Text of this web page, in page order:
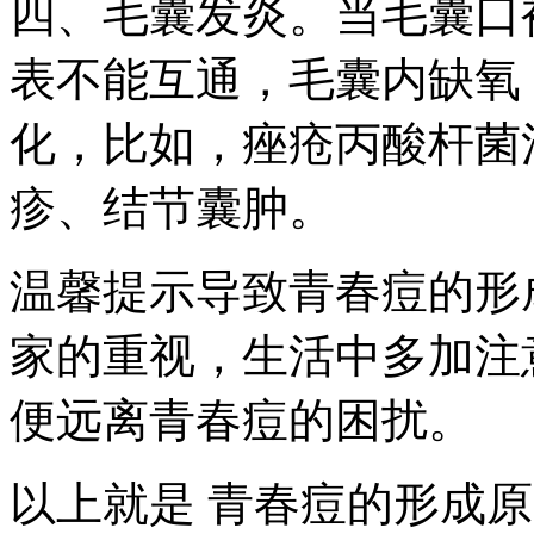
四、毛囊发炎。当毛囊
表不能互通，毛囊内缺
化，比如，痤疮丙酸杆
疹、结节囊肿。
温馨提示导致青春痘的
家的重视，生活中多加
便远离青春痘的困扰。
以上就是 青春痘的形成